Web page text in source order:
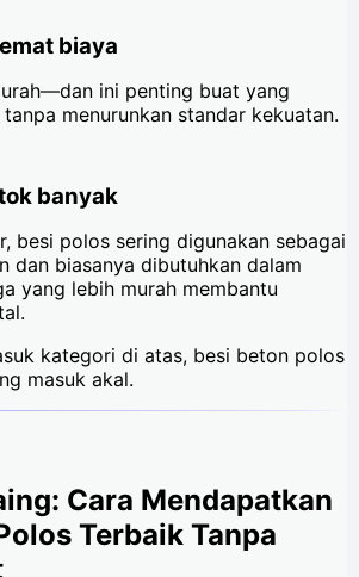
biaya
ini penting buat yang
menurunkan standar kekuatan.
banyak
besi polos sering digunakan sebagai
dan biasanya dibutuhkan dalam
yang lebih murah membantu
kategori di atas, besi beton polos
masuk akal.
Cara Mendapatkan
Terbaik Tanpa